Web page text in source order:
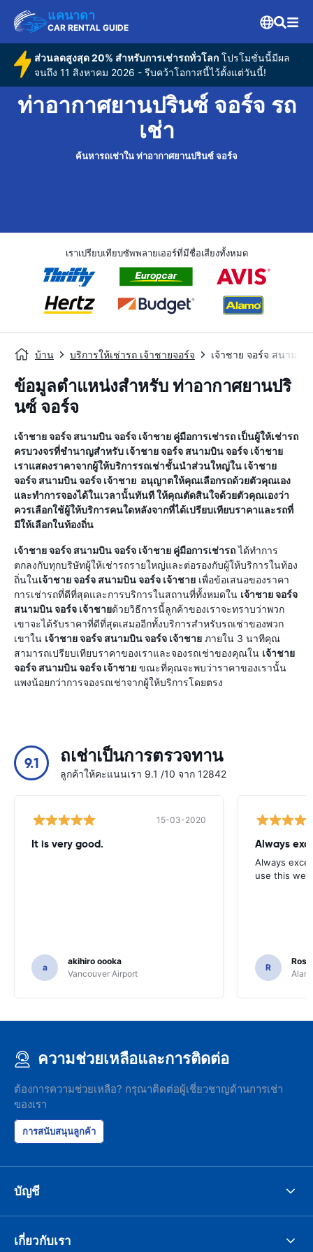
แคนาดา
CAR RENTAL GUIDE
ส่วนลดสูงสุด 20% สำหรับการเช่ารถทั่วโลกโปรโมชั่นนี้มีผล
จนถึง 11 สิงหาคม 2026 - รีบคว้าโอกาสนี้ไว้ตั้งแต่วันนี้!
ท่าอากาศยานปรินซ์ จอร์จ รถ
เช่า
ค้นหารถเช่าใน ท่าอากาศยานปรินซ์ จอร์จ
เราเปรียบเทียบซัพพลายเออร์ที่มีชื่อเสียงทั้งหมด
บ้าน บริการให้เช่ารถ เจ้าชายจอร์จ เจ้าชาย จอร์จ สนามบิน
ข้อมูลตำแหน่งสำหรับ ท่าอากาศยานปริ
นซ์ จอร์จ
เจ้าชาย จอร์จ สนามบิน จอร์จ เจ้าชาย คู่มือการเช่ารถ เป็นผู้ให้เช่ารถ
ครบวงจรที่ชำนาญสำหรับ เจ้าชาย จอร์จ สนามบิน จอร์จ เจ้าชาย
เราแสดงราคาจากผู้ให้บริการรถเช่าชั้นนำส่วนใหญ่ใน เจ้าชาย
จอร์จ สนามบิน จอร์จ เจ้าชาย อนุญาตให้คุณเลือกรถด้วยตัวคุณเอง
และทำการจองได้ในเวลานั้นทันที ให้คุณตัดสินใจด้วยตัวคุณเองว่า
ควรเลือกใช้ผู้ให้บริการคนใดหลังจากที่ได้เปรียบเทียบราคาและรถที่
มีให้เลือกในท้องถิ่น
เจ้าชาย จอร์จ สนามบิน จอร์จ เจ้าชาย คู่มือการเช่ารถได้ทำการ
ตกลงกับทุกบริษัทผู้ให้เช่ารถรายใหญ่และต่อรองกับผู้ให้บริการในท้อง
ถิ่นในเจ้าชาย จอร์จ สนามบิน จอร์จ เจ้าชาย เพื่อข้อเสนอของราคา
การเช่ารถที่ดีที่สุดและการบริการในสถานที่ทั้งหมดใน เจ้าชาย จอร์จ
สนามบิน จอร์จ เจ้าชายด้วยวิธีการนี้ลูกค้าของเราจะทราบว่าพวก
เขาจะได้รับราคาที่ดีที่สุดเสมออีกทั้งบริการสำหรับรถเช่าของพวก
เขาใน เจ้าชาย จอร์จ สนามบิน จอร์จ เจ้าชาย ภายใน 3 นาทีคุณ
สามารถเปรียบเทียบราคาของเราและจองรถเช่าของคุณใน เจ้าชาย
จอร์จ สนามบิน จอร์จ เจ้าชาย ขณะที่คุณจะพบว่าราคาของเรานั้น
แพงน้อยกว่าการจองรถเช่าจากผู้ให้บริการโดยตรง
9.1 ถเช่าเป็นการตรวจทาน
ลูกค้าให้คะแนนเรา 9.1 /10 จาก 12842
15-03-2020
It is very good.
a
akihiro oooka
Vancouver Airport
Always
Always
use this
R
ความช่วยเหลือและการติดต่อ
ต้องการความช่วยเหลือ? กรุณาติดต่อผู้เชี่ยวชาญด้านการเช่า
ของเรา
การสนับสนุนลูกค้า
บัญชี
เกี่ยวกับเรา